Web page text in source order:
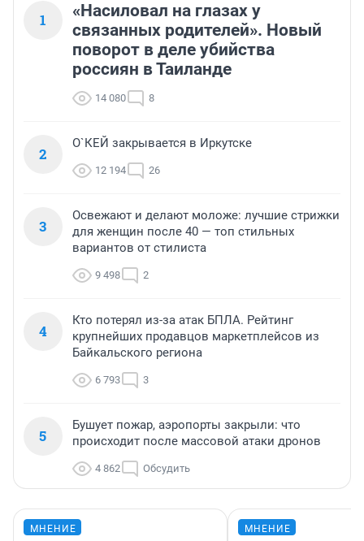
1
«Насиловал на глазах у
связанных родителей». Новый
поворот в деле убийства
россиян в Таиланде
14 080 8
2
О`КЕЙ закрывается в Иркутске
12 194 26
3
Освежают и делают моложе: лучшие стрижки
для женщин после 40 — топ стильных
вариантов от стилиста
9 498 2
4
Кто потерял из-за атак БПЛА. Рейтинг
крупнейших продавцов маркетплейсов из
Байкальского региона
6 793 3
5
Бушует пожар, аэропорты закрыли: что
происходит после массовой атаки дронов
4 862 Обсудить
МНЕНИЕ МНЕНИЕ